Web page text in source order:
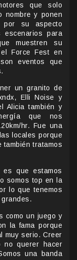
que solo
nombre y ponen
su aspecto
escenarios para
muestren su
Force Fest en
eventos que
un granito de
Elli Noise y
Alicia también y
que nos
hr. Fue una
locales porque
también tratamos
que estamos
somos top en la
lo que tenemos
como un juego y
la fama porque
muy serio. Creer
no querer hacer
una banda